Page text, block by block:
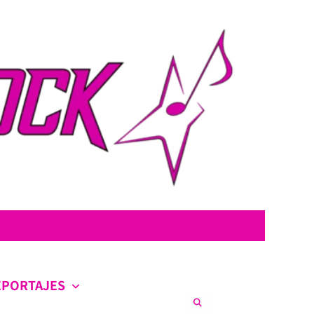
en la escena nacional e internacional.